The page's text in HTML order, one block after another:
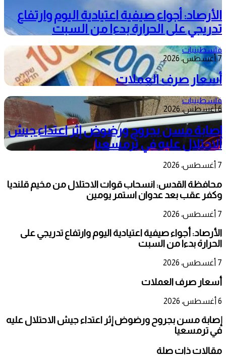
الأرصاد: أجواء صيفية اعتيادية اليوم وارتفاع
تدريجي على الحرارة بدءا من السبت
فلسطينيات
7 أغسطس، 2026
أسعار صرف العملات
فلسطينيات
6 أغسطس، 2026
إصابة مسن بجروح ورضوض إثر اعتداء جيش
الاحتلال عليه في ترمسعيا
7 أغسطس، 2026
محافظة القدس: انسحاب قوات الاحتلال من مخيم قلنديا
وكفر عقب بعد عدوان استمر يومين
7 أغسطس، 2026
الأرصاد: أجواء صيفية اعتيادية اليوم وارتفاع تدريجي على
الحرارة بدءا من السبت
7 أغسطس، 2026
أسعار صرف العملات
6 أغسطس، 2026
إصابة مسن بجروح ورضوض إثر اعتداء جيش الاحتلال عليه
في ترمسعيا
مقالات ذات صلة